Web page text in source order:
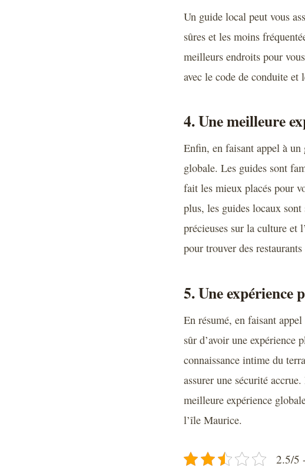
Un guide local peut vous
sûres et les moins
meilleurs endroits pour
avec le code de conduite
4. Une meilleure
Enfin, en faisant appel à un
globale. Les guides sont
fait les mieux placés pour
plus, les guides locaux
précieuses sur la culture et
pour trouver des
5. Une expérience
En résumé, en faisant
sûr d’avoir une expérience
connaissance intime du
assurer une sécurité
meilleure expérience
l’île Maurice.
2.5/5